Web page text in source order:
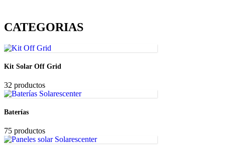
CATEGORIAS
Kit Solar Off Grid
32 productos
Baterías
75 productos